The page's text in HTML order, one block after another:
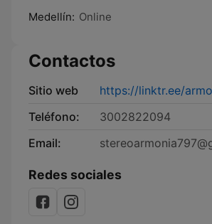
Medellín: Online
Contactos
Sitio web
https://linktr.ee/
Teléfono:
3002822094
Email:
Redes sociales